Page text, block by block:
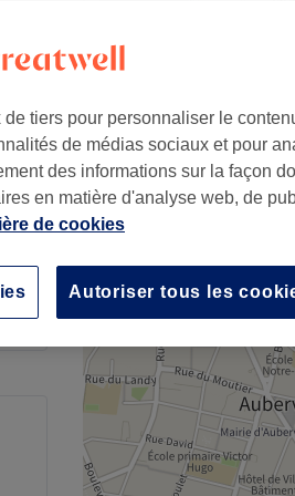
€
€
tiers pour personnaliser le
de médias sociaux et pour
des informations sur la façon
en matière d'analyse web, de
de cookies
Autoriser tous les